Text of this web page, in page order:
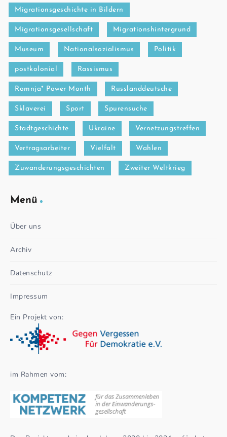
Migrationsgeschichte in Bildern
Migrationsgesellschaft Migrationshintergrund
Museum Nationalsozialismus Politik
postkolonial Rassismus
Romnja* Power Month Russlanddeutsche
Sklaverei Sport Spurensuche
Stadtgeschichte Ukraine Vernetzungstreffen
Vertragsarbeiter Vielfalt Wahlen
Zuwanderungsgeschichten Zweiter Weltkrieg
Menü
Über uns
Archiv
Datenschutz
Impressum
Ein Projekt von:
im Rahmen vom: